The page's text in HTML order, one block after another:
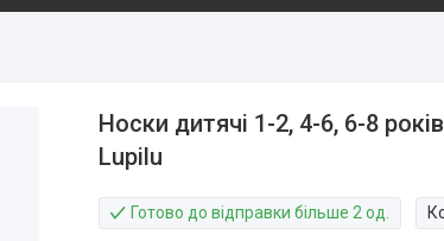
Носки дитячі 1-2, 4-6, 6-8
Lupilu
Готово до відправки більше 2 од.